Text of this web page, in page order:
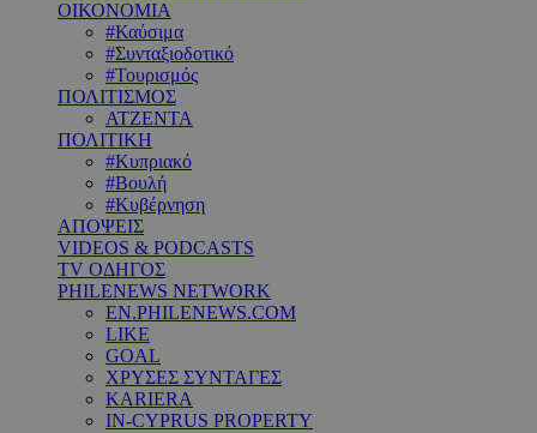
ΟΙΚΟΝΟΜΙΑ
#Καύσιμα
#Συνταξιοδοτικό
#Τουρισμός
ΠΟΛΙΤΙΣΜΟΣ
ΑΤΖΕΝΤΑ
ΠΟΛΙΤΙΚΗ
#Κυπριακό
#Βουλή
#Κυβέρνηση
ΑΠΟΨΕΙΣ
VIDEOS & PODCASTS
TV ΟΔΗΓΟΣ
PHILENEWS NETWORK
EN.PHILENEWS.COM
LIKE
GOAL
ΧΡΥΣΕΣ ΣΥΝΤΑΓΕΣ
KARIERA
IN-CYPRUS PROPERTY